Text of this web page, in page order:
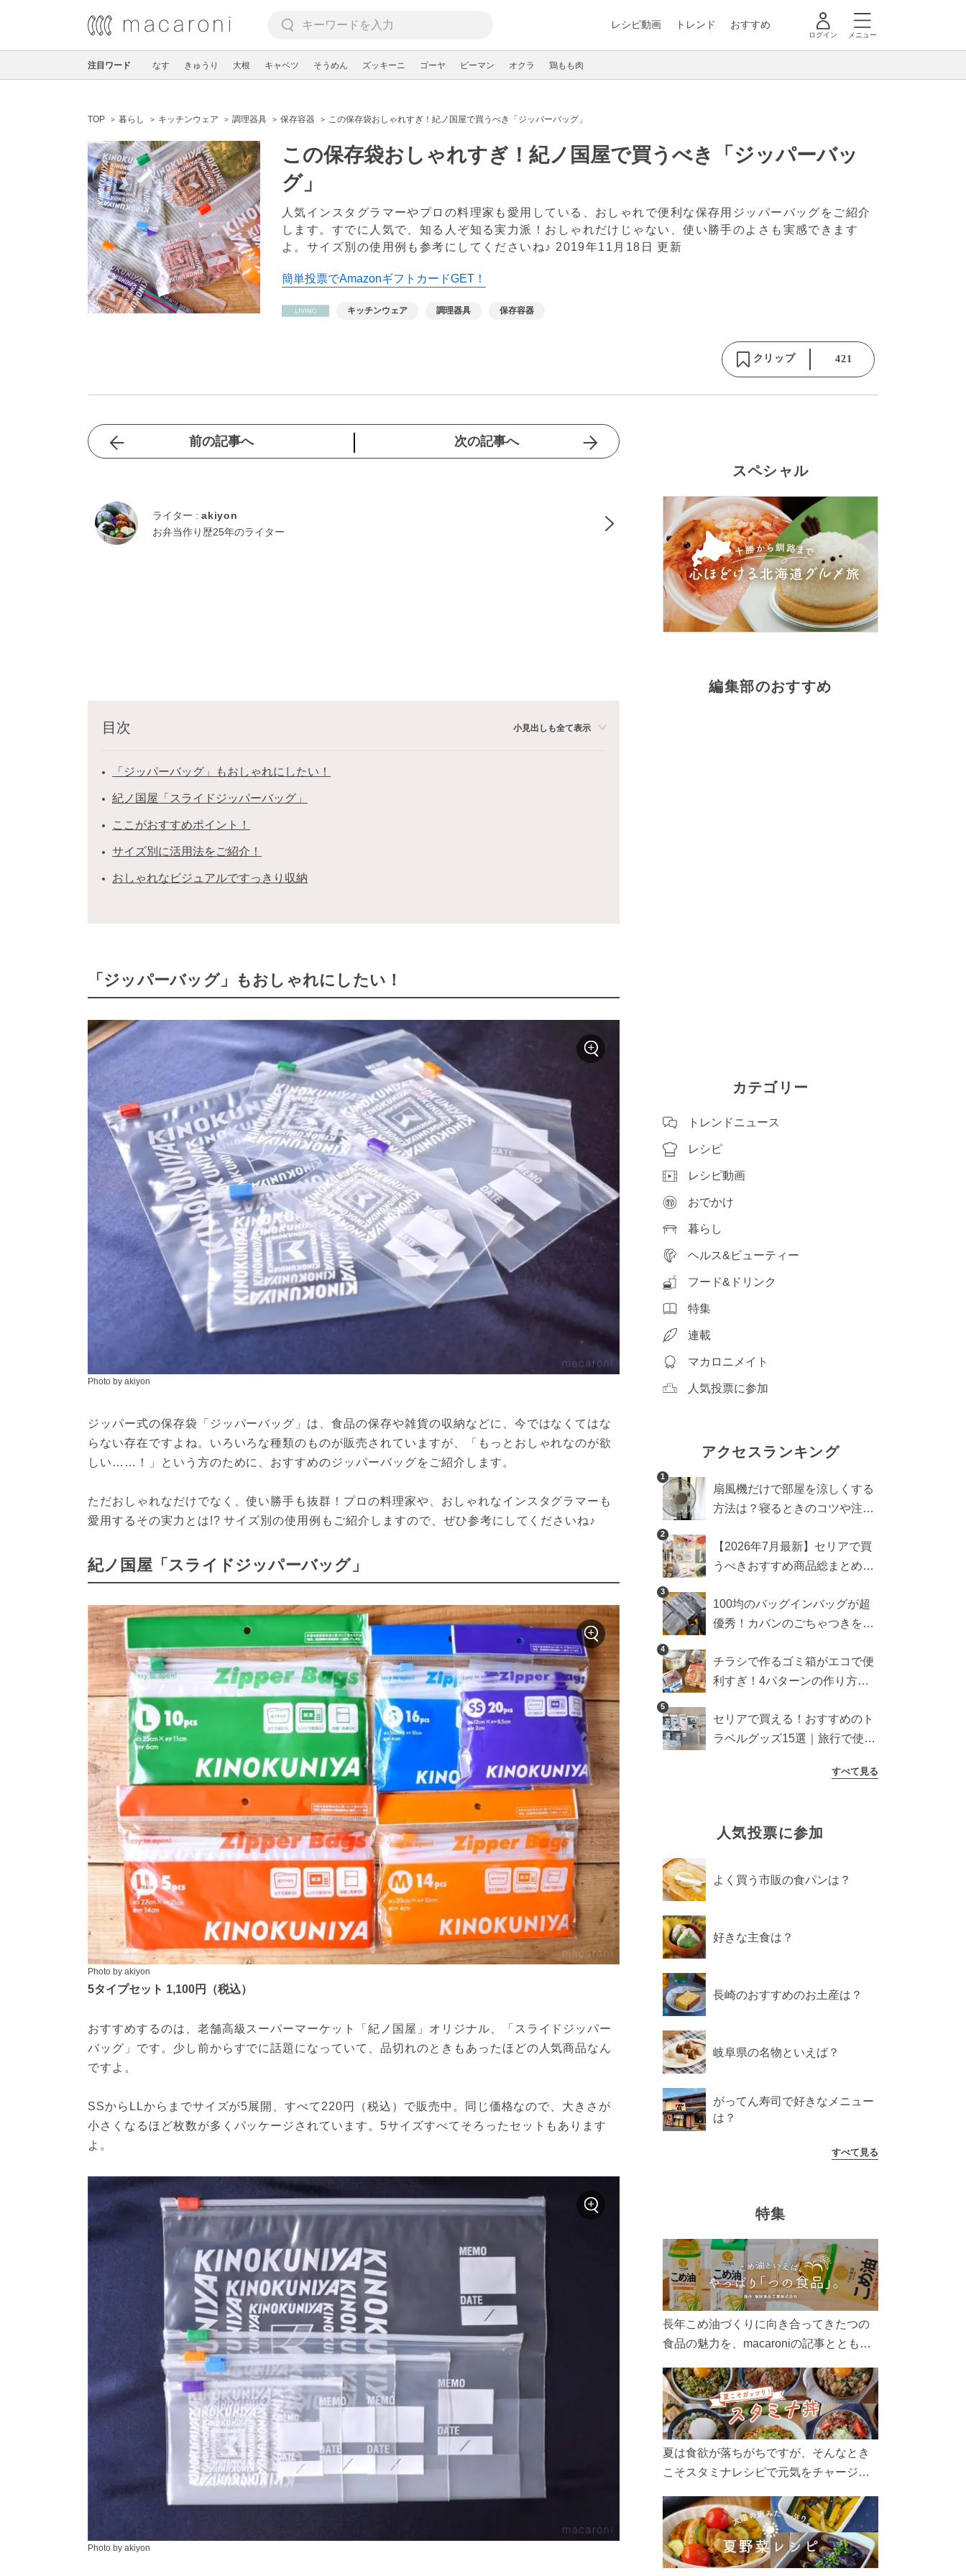
レシピ動画 トレンド おすすめ
ログイン メニュー
注目ワード なす きゅうり 大根 キャベツ そうめん ズッキーニ ゴーヤ ピーマン オクラ 鶏もも肉
TOP 暮らし キッチンウェア 調理器具 保存容器 この保存袋おしゃれすぎ！紀ノ国屋で買うべき「ジッパーバッグ」
この保存袋おしゃれすぎ！紀ノ国屋で買うべき「ジッパーバッ
グ」
人気インスタグラマーやプロの料理家も愛用している、おしゃれで便利な保存用ジッパーバッグをご紹介
します。すでに人気で、知る人ぞ知る実力派！おしゃれだけじゃない、使い勝手のよさも実感できます
よ。サイズ別の使用例も参考にしてくださいね♪ 2019年11月18日 更新
簡単投票でAmazonギフトカードGET！
キッチンウェア 調理器具 保存容器
クリップ 421
前の記事へ 次の記事へ
ライター : akiyon
お弁当作り歴25年のライター
目次 小見出しも全て表示
「ジッパーバッグ」もおしゃれにしたい！
紀ノ国屋「スライドジッパーバッグ」
ここがおすすめポイント！
サイズ別に活用法をご紹介！
おしゃれなビジュアルですっきり収納
「ジッパーバッグ」もおしゃれにしたい！
Photo by akiyon
ジッパー式の保存袋「ジッパーバッグ」は、食品の保存や雑貨の収納などに、今ではなくてはな
らない存在ですよね。いろいろな種類のものが販売されていますが、「もっとおしゃれなのが欲
しい……！」という方のために、おすすめのジッパーバッグをご紹介します。
ただおしゃれなだけでなく、使い勝手も抜群！プロの料理家や、おしゃれなインスタグラマーも
愛用するその実力とは!? サイズ別の使用例もご紹介しますので、ぜひ参考にしてくださいね♪
紀ノ国屋「スライドジッパーバッグ」
Photo by akiyon
5タイプセット 1,100円（税込）
おすすめするのは、老舗高級スーパーマーケット「紀ノ国屋」オリジナル、「スライドジッパー
バッグ」です。少し前からすでに話題になっていて、品切れのときもあったほどの人気商品なん
ですよ。
SSからLLからまでサイズが5展開、すべて220円（税込）で販売中。同じ価格なので、大きさが
小さくなるほど枚数が多くパッケージされています。5サイズすべてそろったセットもあります
よ。
Photo by akiyon
スペシャル
編集部のおすすめ
カテゴリー
トレンドニュース
レシピ
レシピ動画
おでかけ
暮らし
ヘルス&ビューティー
フード&ドリンク
特集
連載
マカロニメイト
人気投票に参加
アクセスランキング
1
扇風機だけで部屋を涼しくする
方法は？寝るときのコツや注意
2
【2026年7月最新】セリアで買
うべきおすすめ商品総まとめ。
3
100均のバッグインバッグが超
優秀！カバンのごちゃつきを一
ゥ・セリア】
4
チラシで作るゴミ箱がエコで便
利すぎ！4パターンの作り方を
5
セリアで買える！おすすめのト
ラベルグッズ15選｜旅行で使う
すべて見る
人気投票に参加
よく買う市販の食パンは？
好きな主食は？
長崎のおすすめのお土産は？
岐阜県の名物といえば？
がってん寿司で好きなメニュー
は？
すべて見る
特集
長年こめ油づくりに向き合ってきたつの
食品の魅力を、macaroniの記事とともに
ん、製造現場や品質へのこだわりまで。
こめ油をもっと好きになるコンテンツを
ぜひお楽しみください。
夏は食欲が落ちがちですが、そんなとき
こそスタミナレシピで元気をチャージ！
リ食べて、夏バテを吹き飛ばしましょ
う！